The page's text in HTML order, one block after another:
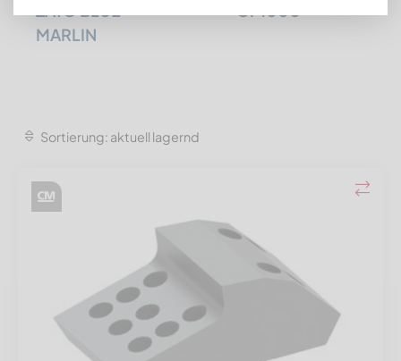
ZATO BLUE
MARLIN
GF1000
Sortierung: aktuell lagernd